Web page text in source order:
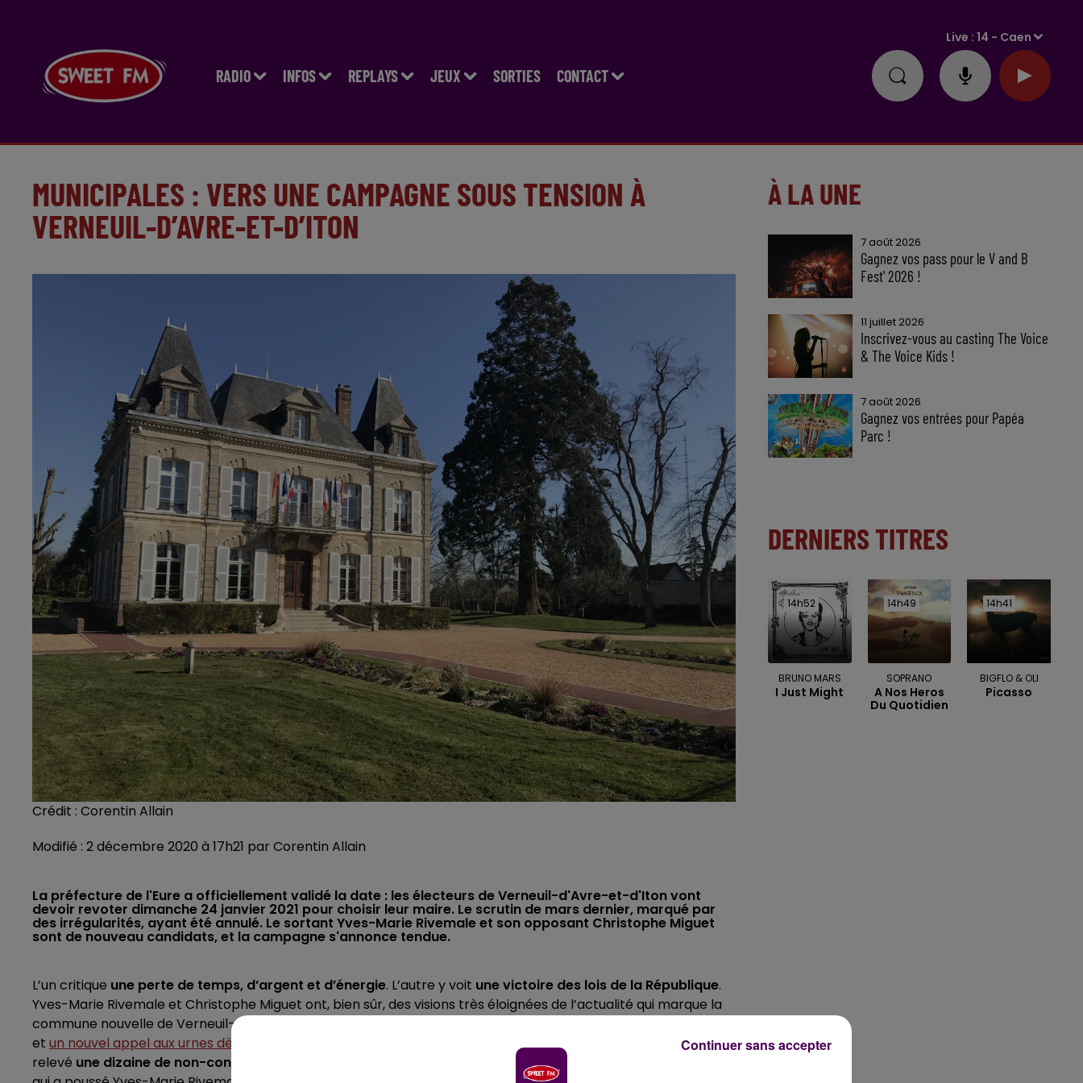
RADIO INFOS REPLAYS JEUX SORTIES CONTACT
Live :14 - Caen
MUNICIPALES : VERS UNE CAMPAGNE SOUS TENSION À
VERNEUIL-D’AVRE-ET-D’ITON
Crédit : Corentin Allain
Modifié : 2 décembre 2020 à 17h21 par Corentin Allain
La préfecture de l'Eure a officiellement validé la date : les électeurs de Verneuil-d'Avre-et-d'Iton vont
devoir revoter dimanche 24 janvier 2021 pour choisir leur maire. Le scrutin de mars dernier, marqué par
des irrégularités, ayant été annulé. Le sortant Yves-Marie Rivemale et son opposant Christophe Miguet
sont de nouveau candidats, et la campagne s'annonce tendue.
L’un critique une perte de temps, d’argent et d’énergie. L’autre y voit une victoire des lois de la République.
Yves-Marie Rivemale et Christophe Miguet ont, bien sûr, des visions très éloignées de l’actualité qui marque la
commune nouvelle de Verneuil-d'Avre-et-d'Iton ces temps-ci, à savoir
et un nouvel appel aux urnes dès le 24 janvier 2021
relevé une dizaine de non-conformités
, dont deux ont été retenues par le tribunal administratif de Rouen, ce
À LA UNE
7 août 2026
Gagnez vos pass pour le V and B
Fest' 2026 !
11 juillet 2026
Inscrivez-vous au casting The Voice
& The Voice Kids !
7 août 2026
Gagnez vos entrées pour Papéa
Parc !
DERNIERS TITRES
14h52
14h52
BRUNO MARS
I Just Might
14h49
14h49
SOPRANO
A Nos Heros
Du Quotidien
14h41
14h41
BIGFLO & OLI
Picasso
Continuer sans accepter